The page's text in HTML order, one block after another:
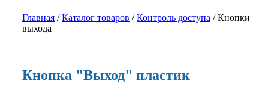
Главная /Каталог товаров /Контроль доступа /Кнопки
выхода
Кнопка "Выход" пластик